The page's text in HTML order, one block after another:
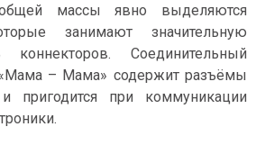
массы явно выделяются
занимают значительную
коннекторов. Соединительный
– Мама» содержит разъёмы
пригодится при коммуникации